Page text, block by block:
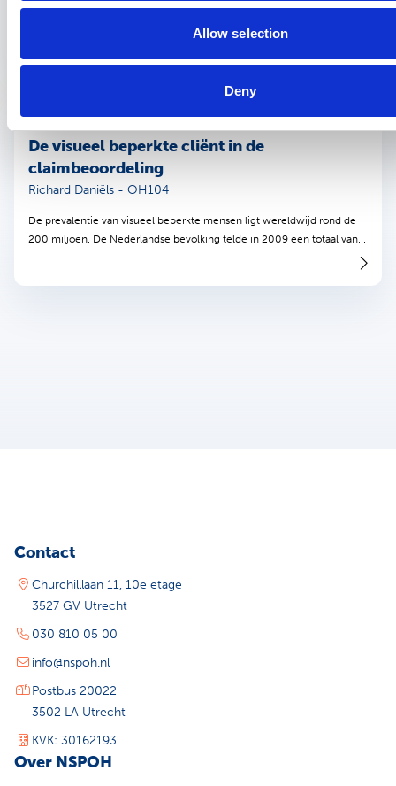
Allow selection
Deny
gezondheidsmonitoring (PGM) ontwikkelt zich snel in verschillende
De visueel beperkte cliënt in de
claimbeoordeling
Richard Daniëls - OH104
De prevalentie van visueel beperkte mensen ligt wereldwijd rond de
200 miljoen. De Nederlandse bevolking telde in 2009 een totaal van...
Contact
Churchilllaan 11, 10e etage
3527 GV Utrecht
030 810 05 00
info@nspoh.nl
Postbus 20022
3502 LA Utrecht
KVK: 30162193
Over NSPOH